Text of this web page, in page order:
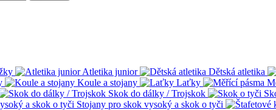
Atletika junior Dětská atletika
Koule a stojany Laťky
Skok do dálky / Trojskok
Stojany pro skok vysoký a skok o tyči